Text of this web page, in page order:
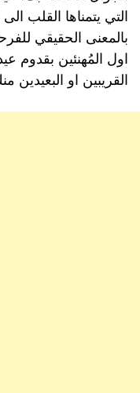
التي يتمناها القلب
بالمعنى الحقيقي
اول المُهنئين بقدوم
القريبين او